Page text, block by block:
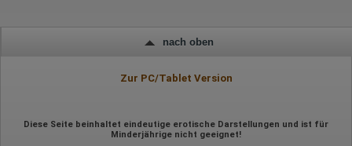
Geografischer Standort
Gerätebestriebssystem
nach oben
Zur PC/Tablet Version
Diese Seite beinhaltet eindeutige erotische Darstellungen und ist für
Minderjährige nicht geeignet!